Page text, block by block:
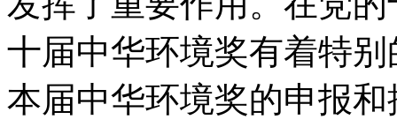
十届中华环境奖有着特
本届中华环境奖的申报